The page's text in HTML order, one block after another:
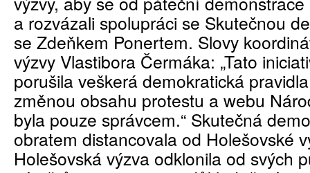
a rozvázali spolupráci se Skutečnou
se Zdeňkem Ponertem. Slovy
výzvy Vlastibora Čermáka: „Tato
porušila veškerá demokratická
změnou obsahu protestu a webu
byla pouze správcem.“ Skutečná
obratem distancovala od Holešovské
Holešovská výzva odklonila od svých